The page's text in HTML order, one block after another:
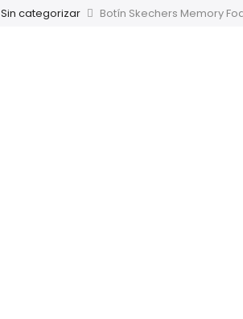
Sin categorizar Botín Skechers Memory